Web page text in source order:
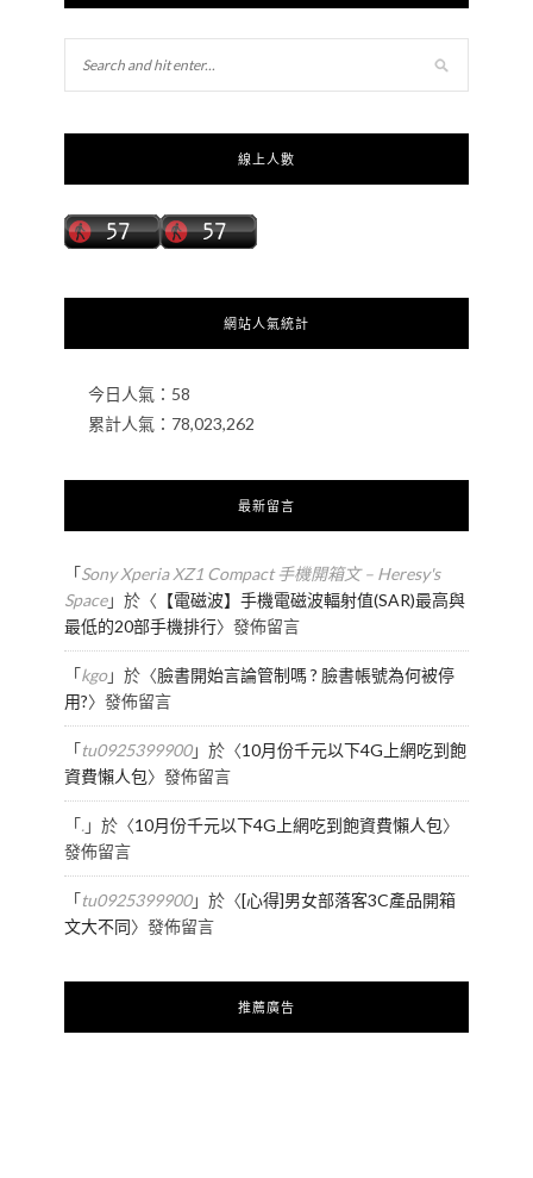
線上人數
網站人氣統計
今日人氣： 58
累計人氣： 78,023,262
最新留言
「Sony Xperia XZ1 Compact 手機開箱文 – Heresy's
Space」於〈 【電磁波】手機電磁波輻射值(SAR)最高與
最低的20部手機排行〉發佈留言
「kgo」於〈臉書開始言論管制嗎 ? 臉書帳號為何被停
用?〉發佈留言
「tu0925399900」於〈10月份千元以下4G上網吃到飽
資費懶人包〉發佈留言
「.」於〈10月份千元以下4G上網吃到飽資費懶人包〉
發佈留言
「tu0925399900」於〈[心得]男女部落客3C產品開箱
文大不同〉發佈留言
推薦廣告